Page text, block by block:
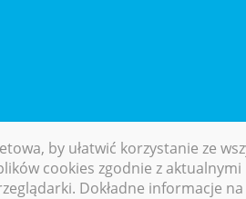
by ułatwić korzystanie ze
cookies zgodnie z
Dokładne informacje